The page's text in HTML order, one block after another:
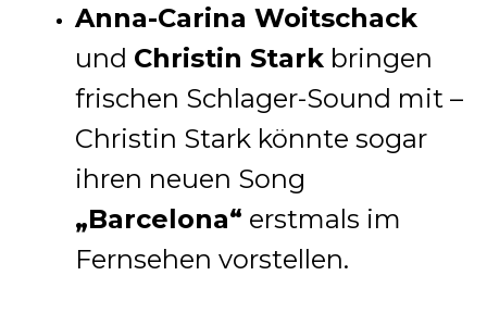
Anna-Carina Woitschack
und Christin Starkbringen
frischen Schlager-Sound mit –
Christin Stark könnte sogar
ihren neuen Song
„Barcelona“ erstmals im
Fernsehen vorstellen.